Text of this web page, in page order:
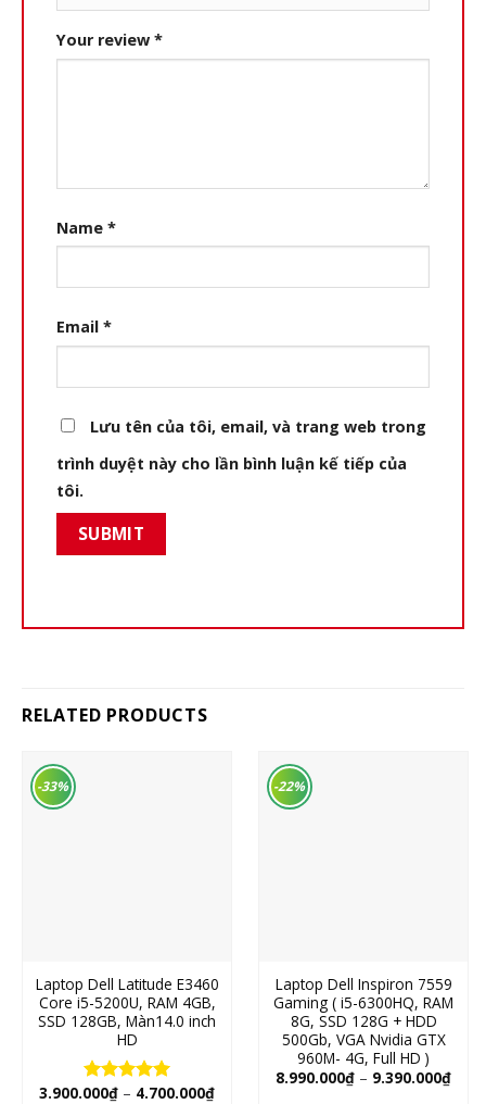
Your review *
Name *
Email *
Lưu tên của tôi, email, và trang web trong
trình duyệt này cho lần bình luận kế tiếp của
tôi.
RELATED PRODUCTS
-33%
Laptop Dell Latitude E3460
Core i5-5200U, RAM 4GB,
SSD 128GB, Màn14.0 inch
HD
Rated 5.00
3.900.000₫ – 4.700.000₫
-22%
Laptop Dell Inspiron 7559
Gaming ( i5-6300HQ, RAM
8G, SSD 128G + HDD
500Gb, VGA Nvidia GTX
960M- 4G, Full HD )
8.990.000₫ – 9.390.000₫